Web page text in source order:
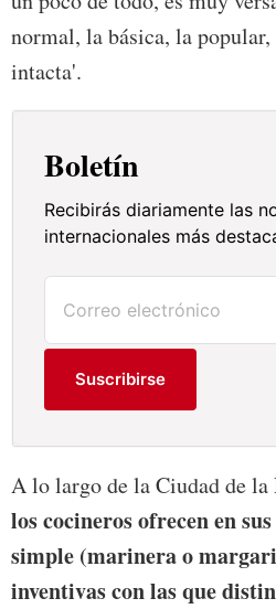
normal, la básica, la
intacta'.
Boletín
Recibirás diariamente las
internacionales más
Suscribirse
A lo largo de la Ciudad de la
los cocineros ofrecen en
simple (marinera o
inventivas con las que